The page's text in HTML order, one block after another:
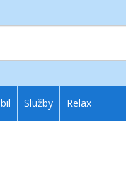
Služby Relax